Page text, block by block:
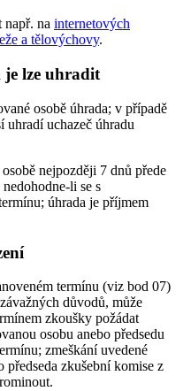
např. na internetových
a tělovýchovy.
lze uhradit
osobě úhrada; v případě
uchazeč úhradu
nejpozději 7 dnů přede
li se s
úhrada je příjmem
termínu (viz bod 07)
důvodů, může
zkoušky požádat
osobu anebo předsedu
zmeškání uvedené
předseda zkušební komise z